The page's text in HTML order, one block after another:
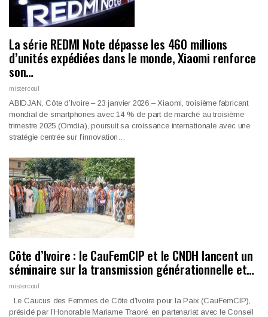
La série REDMI Note dépasse les 460 millions
d’unités expédiées dans le monde, Xiaomi renforce
son…
mistercoul
ABIDJAN, Côte d’Ivoire – 23 janvier 2026 – Xiaomi, troisième fabricant
mondial de smartphones avec 14 % de part de marché au troisième
trimestre 2025 (Omdia), poursuit sa croissance internationale avec une
stratégie centrée sur l’innovation…
Côte d’Ivoire : le CauFemCIP et le CNDH lancent un
séminaire sur la transmission générationnelle et…
mistercoul
Le Caucus des Femmes de Côte d’Ivoire pour la Paix (CauFemCIP),
présidé par l’Honorable Mariame Traoré, en partenariat avec le Conseil